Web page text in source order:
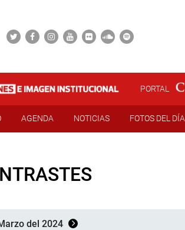
PORTAL
AGENDA NOTICIAS FOTOS DEL DÍA
del 2024